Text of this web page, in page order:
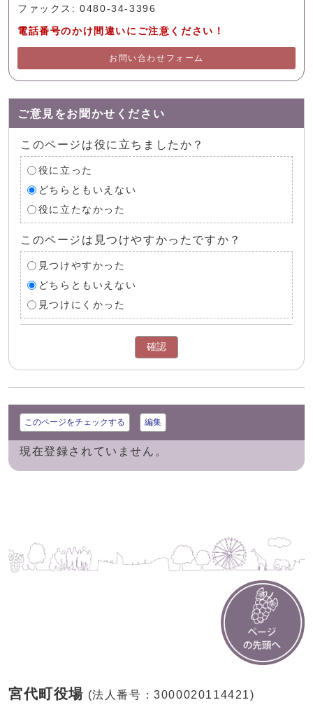
ファックス: 0480-34-3396
電話番号のかけ間違いにご注意ください！
お問い合わせフォーム
ご意見をお聞かせください
このページは役に立ちましたか？
役に立った
どちらともいえない
役に立たなかった
このページは見つけやすかったですか？
見つけやすかった
どちらともいえない
見つけにくかった
確認
このページをチェックする 編集
現在登録されていません。
宮代町役場 (法人番号：3000020114421)